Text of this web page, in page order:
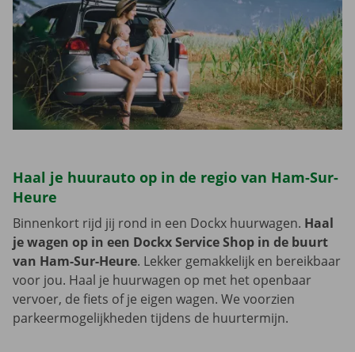
Haal je huurauto op in de regio van Ham-Sur-
Heure
Binnenkort rijd jij rond in een Dockx huurwagen. Haal
je wagen op in een Dockx Service Shop in de buurt
van Ham-Sur-Heure. Lekker gemakkelijk en bereikbaar
voor jou. Haal je huurwagen op met het openbaar
vervoer, de fiets of je eigen wagen. We voorzien
parkeermogelijkheden tijdens de huurtermijn.